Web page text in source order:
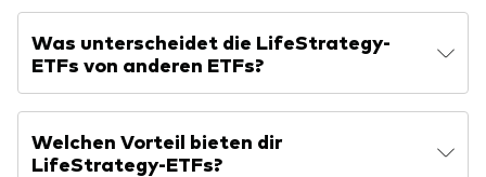
Was unterscheidet die LifeStrategy-
ETFs von anderen ETFs?
Welchen Vorteil bieten dir
LifeStrategy-ETFs?